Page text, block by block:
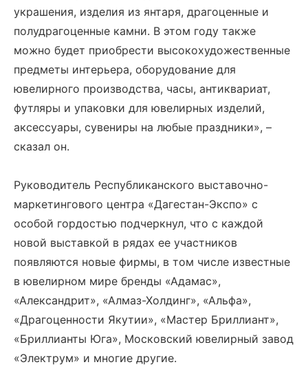
украшения, изделия из янтаря, драгоценные и
полудрагоценные камни. В этом году также
можно будет приобрести высокохудожественные
предметы интерьера, оборудование для
ювелирного производства, часы, антиквариат,
футляры и упаковки для ювелирных изделий,
аксессуары, сувениры на любые праздники», –
сказал он.
Руководитель Республиканского выставочно-
маркетингового центра «Дагестан-Экспо» с
особой гордостью подчеркнул, что с каждой
новой выставкой в рядах ее участников
появляются новые фирмы, в том числе известные
в ювелирном мире бренды «Адамас»,
«Александрит», «Алмаз-Холдинг», «Альфа»,
«Драгоценности Якутии», «Мастер Бриллиант»,
«Бриллианты Юга», Московский ювелирный завод
«Электрум» и многие другие.